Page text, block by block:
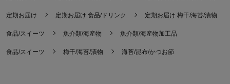
定期お届け 定期お届け 食品/ドリンク 定期お届け 梅干/海苔/漬物
食品/スイーツ 魚介類/海産物 魚介類/海産物加工品
食品/スイーツ 梅干/海苔/漬物 海苔/昆布/かつお節